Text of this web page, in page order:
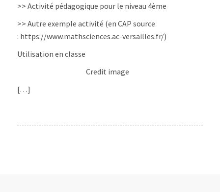
>> Activité pédagogique pour le niveau 4ème
>> Autre exemple activité (en CAP source
: https://www.mathsciences.ac-versailles.fr/)
Utilisation en classe
Credit image
[…]